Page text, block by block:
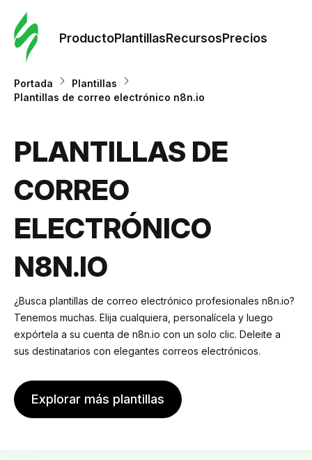
ProductoPlantillasRecursosPrecios
Portada
Plantillas
Plantillas de correo electrónico n8n.io
PLANTILLAS DE
CORREO
ELECTRÓNICO
N8N.IO
¿Busca plantillas de correo electrónico profesionales n8n.io?
Tenemos muchas. Elija cualquiera, personalícela y luego
expórtela a su cuenta de n8n.io con un solo clic. Deleite a
sus destinatarios con elegantes correos electrónicos.
Explorar más plantillas